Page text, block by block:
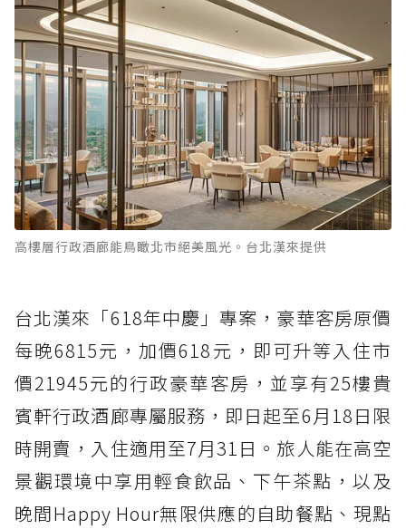
高樓層行政酒廊能鳥瞰北市絕美風光。台北漢來提供
台北漢來「618年中慶」專案，豪華客房原價
每晚6815元，加價618元，即可升等入住市
價21945元的行政豪華客房，並享有25樓貴
賓軒行政酒廊專屬服務，即日起至6月18日限
時開賣，入住適用至7月31日。旅人能在高空
景觀環境中享用輕食飲品、下午茶點，以及
晚間Happy Hour無限供應的自助餐點、現點